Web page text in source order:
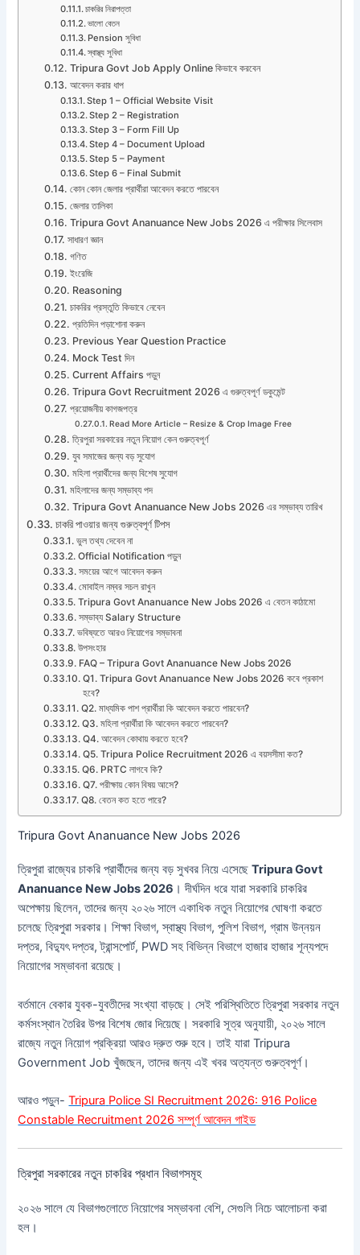
চাকরির নিরাপত্তা
ভালো বেতন
Pension সুবিধা
স্বাস্থ্য সুবিধা
Tripura Govt Job Apply Online কিভাবে করবেন
আবেদন করার ধাপ
Step 1 – Official Website Visit
Step 2 – Registration
Step 3 – Form Fill Up
Step 4 – Document Upload
Step 5 – Payment
Step 6 – Final Submit
কোন কোন জেলার প্রার্থীরা আবেদন করতে পারবেন
জেলার তালিকা
Tripura Govt Ananuance New Jobs 2026 এ পরীক্ষার সিলেবাস
সাধারণ জ্ঞান
গণিত
ইংরেজি
Reasoning
চাকরির প্রস্তুতি কিভাবে নেবেন
প্রতিদিন পড়াশোনা করুন
Previous Year Question Practice
Mock Test দিন
Current Affairs পড়ুন
Tripura Govt Recruitment 2026 এ গুরুত্বপূর্ণ ডকুমেন্ট
প্রয়োজনীয় কাগজপত্র
Read More Article – Resize & Crop Image Free
ত্রিপুরা সরকারের নতুন নিয়োগ কেন গুরুত্বপূর্ণ
যুব সমাজের জন্য বড় সুযোগ
মহিলা প্রার্থীদের জন্য বিশেষ সুযোগ
মহিলাদের জন্য সম্ভাব্য পদ
Tripura Govt Ananuance New Jobs 2026 এর সম্ভাব্য তারিখ
চাকরি পাওয়ার জন্য গুরুত্বপূর্ণ টিপস
ভুল তথ্য দেবেন না
Official Notification পড়ুন
সময়ের আগে আবেদন করুন
মোবাইল নম্বর সচল রাখুন
Tripura Govt Ananuance New Jobs 2026 এ বেতন কাঠামো
সম্ভাব্য Salary Structure
ভবিষ্যতে আরও নিয়োগের সম্ভাবনা
উপসংহার
FAQ – Tripura Govt Ananuance New Jobs 2026
Q1. Tripura Govt Ananuance New Jobs 2026 কবে প্রকাশ
হবে?
Q2. মাধ্যমিক পাশ প্রার্থীরা কি আবেদন করতে পারবেন?
Q3. মহিলা প্রার্থীরা কি আবেদন করতে পারবেন?
Q4. আবেদন কোথায় করতে হবে?
Q5. Tripura Police Recruitment 2026 এ বয়সসীমা কত?
Q6. PRTC লাগবে কি?
Q7. পরীক্ষায় কোন বিষয় আসে?
Q8. বেতন কত হতে পারে?
Tripura Govt Ananuance New Jobs 2026
ত্রিপুরা রাজ্যের চাকরি প্রার্থীদের জন্য বড় সুখবর নিয়ে এসেছেTripura Govt
Ananuance New Jobs 2026 । দীর্ঘদিন ধরে যারা সরকারি চাকরির
অপেক্ষায় ছিলেন, তাদের জন্য ২০২৬ সালে একাধিক নতুন নিয়োগের ঘোষণা করতে
চলেছে ত্রিপুরা সরকার। শিক্ষা বিভাগ, স্বাস্থ্য বিভাগ, পুলিশ বিভাগ, গ্রাম উন্নয়ন
দপ্তর, বিদ্যুৎ দপ্তর, ট্রান্সপোর্ট, PWD সহ বিভিন্ন বিভাগে হাজার হাজার শূন্যপদে
নিয়োগের সম্ভাবনা রয়েছে।
বর্তমানে বেকার যুবক-যুবতীদের সংখ্যা বাড়ছে। সেই পরিস্থিতিতে ত্রিপুরা সরকার নতুন
কর্মসংস্থান তৈরির উপর বিশেষ জোর দিয়েছে। সরকারি সূত্র অনুযায়ী, ২০২৬ সালে
রাজ্যে নতুন নিয়োগ প্রক্রিয়া আরও দ্রুত শুরু হবে। তাই যারা Tripura
Government Job খুঁজছেন, তাদের জন্য এই খবর অত্যন্ত গুরুত্বপূর্ণ।
আরও পড়ুন-Tripura Police SI Recruitment 2026: 916 Police
Constable Recruitment 2026 সম্পূর্ণ আবেদন গাইড
ত্রিপুরা সরকারের নতুন চাকরির প্রধান বিভাগসমূহ
২০২৬ সালে যে বিভাগগুলোতে নিয়োগের সম্ভাবনা বেশি, সেগুলি নিচে আলোচনা করা
হল।